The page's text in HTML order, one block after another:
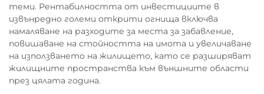
теми. Рентабилността от инвестициите в
извънредно големи открити огнища включва
намаляване на разходите за места за забавление,
повишаване на стойността на имота и увеличаване
на използването на жилището, като се разширяват
жилищните пространства към външните области
през цялата година.